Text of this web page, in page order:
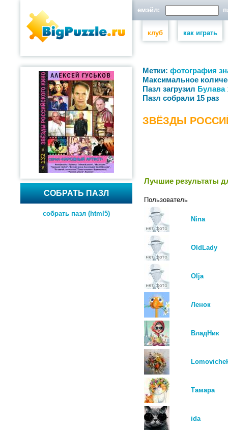
емэйл:
клуб как играть
СОБРАТЬ ПАЗЛ
собрать пазл (html5)
Метки: фотография
Максимальное
Пазл загрузил Булава
Пазл собрали 15 раз
ЗВЁЗДЫ
Лучшие результаты
Пользователь
Nina
OldLady
Olja
Ленок
ВладНик
Тамара
ida